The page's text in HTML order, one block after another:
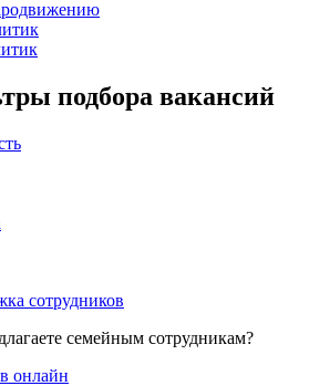
подбора вакансий
сотрудников
семейным сотрудникам?
онлайн